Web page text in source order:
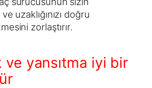
uzaklığınızı doğru
zorlaştırır.
ve yansıtma iyi bir